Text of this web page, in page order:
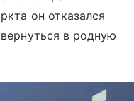
он отказался
в родную